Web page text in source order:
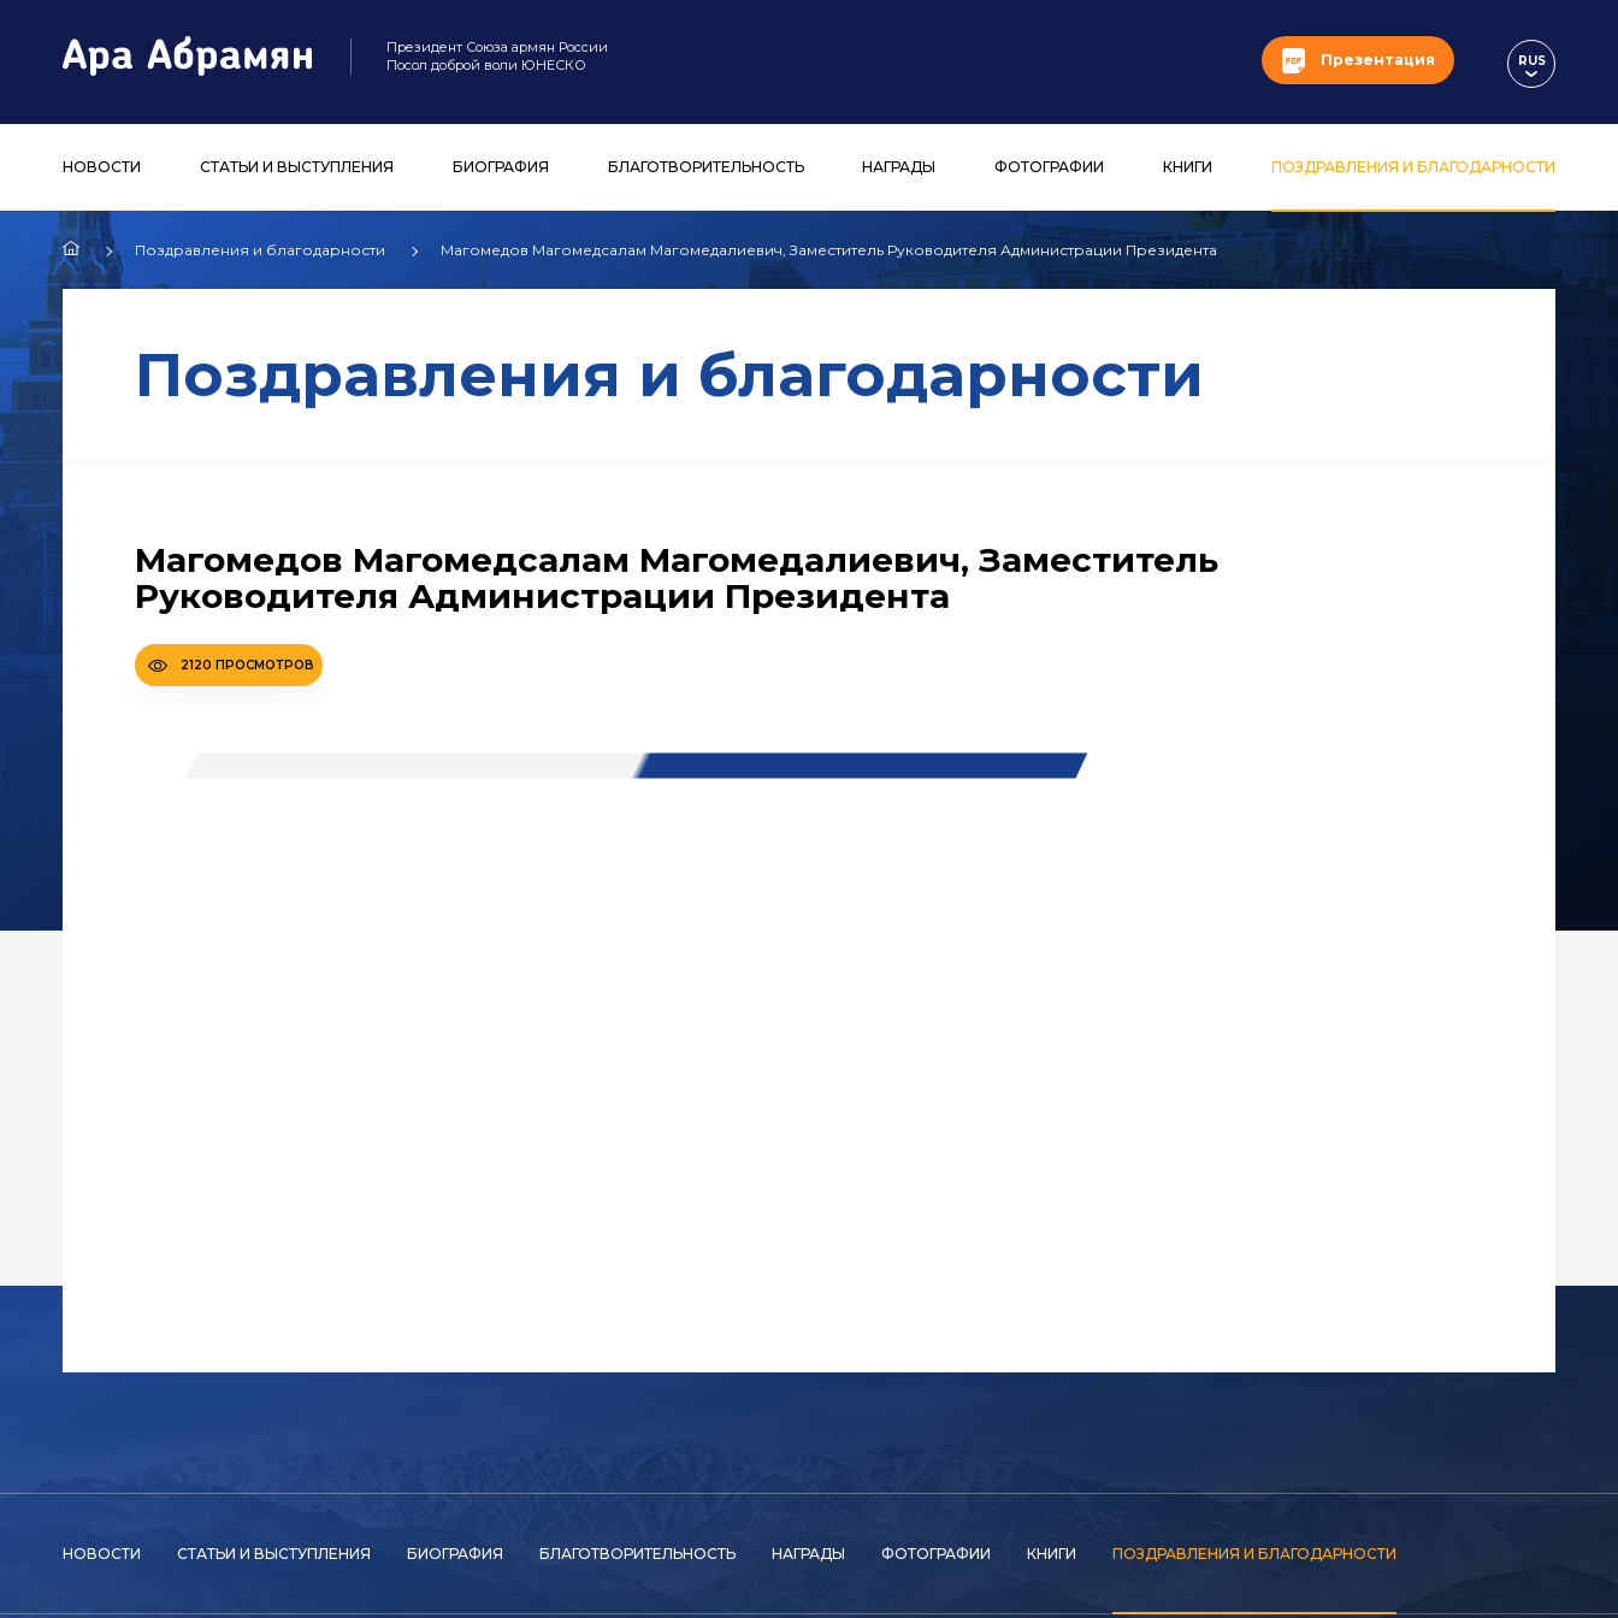
Президент Союза армян России
Посол доброй воли ЮНЕСКО
Презентация RUS
НОВОСТИ СТАТЬИ И ВЫСТУПЛЕНИЯ БИОГРАФИЯ БЛАГОТВОРИТЕЛЬНОСТЬ НАГРАДЫ ФОТОГРАФИИ КНИГИ ПОЗДРАВЛЕНИЯ И БЛАГОДАРНОСТИ
Поздравления и благодарности Магомедов Магомедсалам Магомедалиевич, Заместитель Руководителя Администрации Президента
Поздравления и благодарности
Магомедов Магомедсалам Магомедалиевич, Заместитель
Руководителя Администрации Президента
2120 ПРОСМОТРОВ
НОВОСТИ СТАТЬИ И ВЫСТУПЛЕНИЯ БИОГРАФИЯ БЛАГОТВОРИТЕЛЬНОСТЬ НАГРАДЫ ФОТОГРАФИИ КНИГИ ПОЗДРАВЛЕНИЯ И БЛАГОДАРНОСТИ